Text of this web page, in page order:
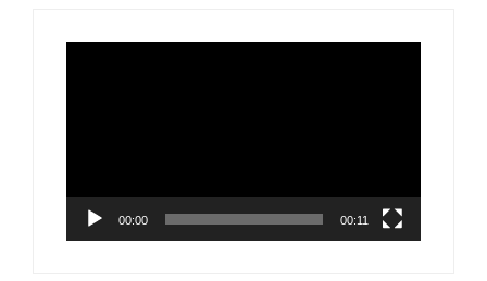
00:00 00:11